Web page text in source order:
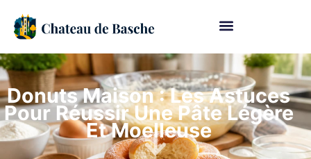
Donuts Maison : Les Astuces
Pour Réussir Une Pâte Légère
Et Moelleuse